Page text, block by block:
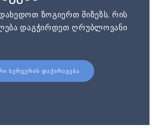
ზოგიერთ მიზეზს, რის
დაგჭირდეთ ღრუბლოვანი
ᲡᲔᲠᲕᲔᲠᲘᲡ ᲓᲐᲥᲘᲠᲐᲕᲔᲑᲐ